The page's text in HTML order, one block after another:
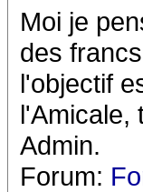
Moi je
des
l'objectif
l'Amicale,
Admin.
Forum: